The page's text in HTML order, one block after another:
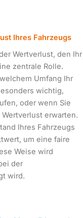
Ihres Fahrzeugs
Wertverlust, den Ihr
zentrale Rolle.
Umfang Ihr
wichtig,
oder wenn Sie
erwarten.
Ihres Fahrzeugs
um eine faire
Weise wird
der
wird.